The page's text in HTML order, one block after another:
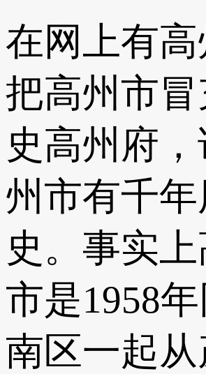
在网上有高
把高州市
史高州府
州市有千年
史。事实上
市是1958
南区一起从